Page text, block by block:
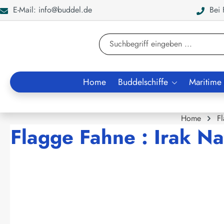
Zur Suche springen
E-Mail: info@buddel.de Bei
Home Buddelschiffe
Home
Flagge Fahne : Irak